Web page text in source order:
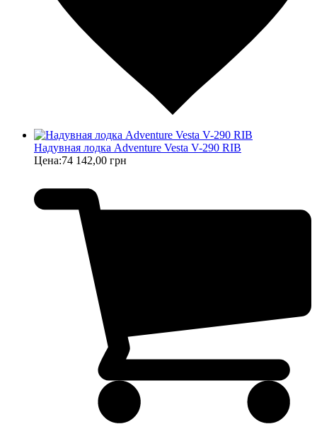
Надувная лодка Adventure Vesta V-290 RIB
Цена:74 142,00 грн